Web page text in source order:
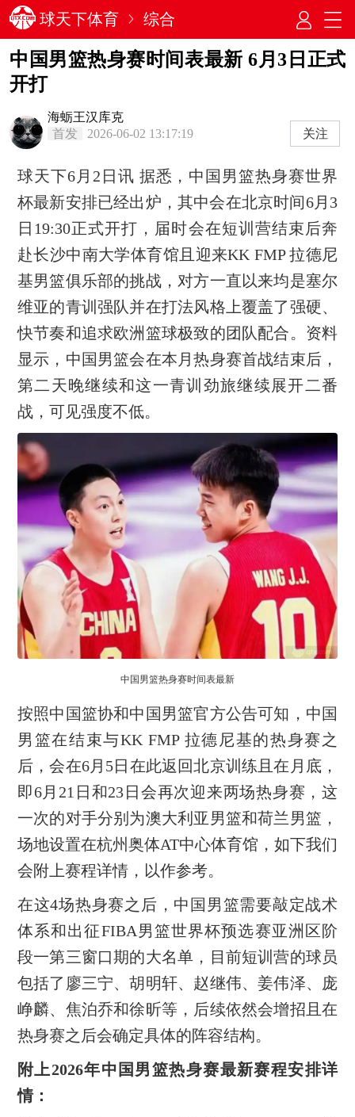
球天下体育 综合
中国男篮热身赛时间表最新 6月3日正式
开打
海蛎王汉库克
首发
2026-06-02 13:17:19 关注
球天下6月2日讯 据悉，中国男篮热身赛世界
杯最新安排已经出炉，其中会在北京时间6月3
日19:30正式开打，届时会在短训营结束后奔
赴长沙中南大学体育馆且迎来KK FMP 拉德尼
基男篮俱乐部的挑战，对方一直以来均是塞尔
维亚的青训强队并在打法风格上覆盖了强硬、
快节奏和追求欧洲篮球极致的团队配合。资料
显示，中国男篮会在本月热身赛首战结束后，
第二天晚继续和这一青训劲旅继续展开二番
战，可见强度不低。
中国男篮热身赛时间表最新
按照中国篮协和中国男篮官方公告可知，中国
男篮在结束与KK FMP 拉德尼基的热身赛之
后，会在6月5日在此返回北京训练且在月底，
即6月21日和23日会再次迎来两场热身赛，这
一次的对手分别为澳大利亚男篮和荷兰男篮，
场地设置在杭州奥体AT中心体育馆，如下我们
会附上赛程详情，以作参考。
在这4场热身赛之后，中国男篮需要敲定战术
体系和出征FIBA男篮世界杯预选赛亚洲区阶
段一第三窗口期的大名单，目前短训营的球员
包括了廖三宁、胡明轩、赵继伟、姜伟泽、庞
峥麟、焦泊乔和徐昕等，后续依然会增招且在
热身赛之后会确定具体的阵容结构。
附上2026年中国男篮热身赛最新赛程安排详
情：